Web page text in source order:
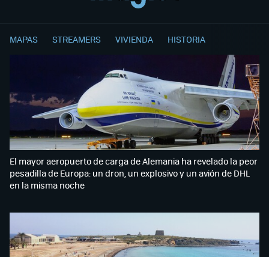
MAPAS STREAMERS VIVIENDA HISTORIA
El mayor aeropuerto de carga de Alemania ha revelado la peor
pesadilla de Europa: un dron, un explosivo y un avión de DHL
en la misma noche